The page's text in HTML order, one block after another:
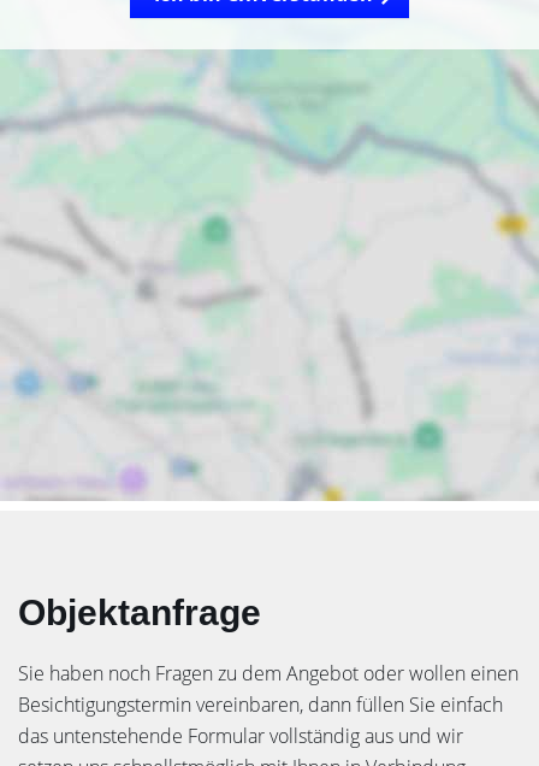
Objektanfrage
Sie haben noch Fragen zu dem Angebot oder wollen einen
Besichtigungstermin vereinbaren, dann füllen Sie einfach
das untenstehende Formular vollständig aus und wir